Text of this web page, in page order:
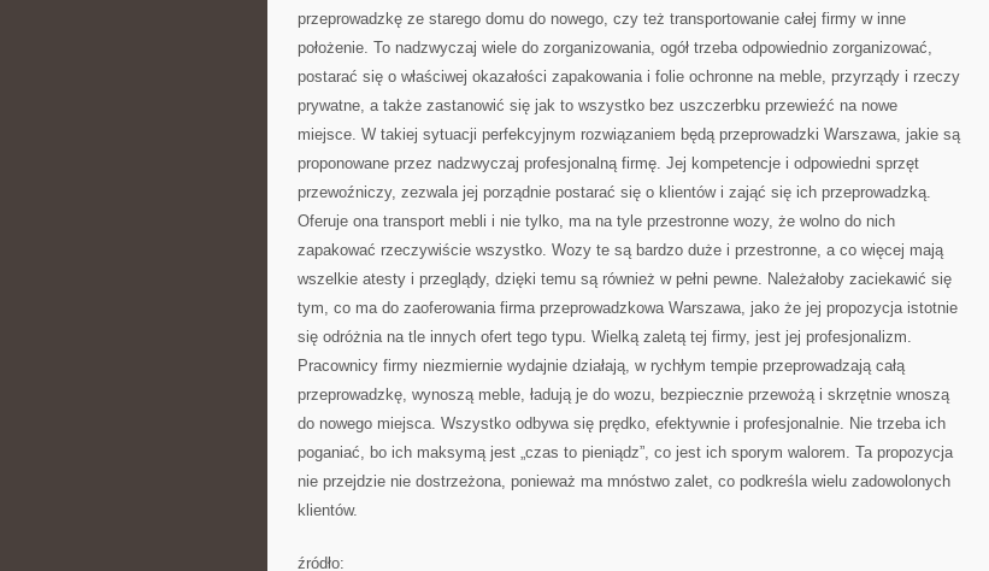
przeprowadzkę ze starego domu do nowego, czy też transportowanie całej firmy w inne
położenie. To nadzwyczaj wiele do zorganizowania, ogół trzeba odpowiednio zorganizować,
postarać się o właściwej okazałości zapakowania i folie ochronne na meble, przyrządy i rzeczy
prywatne, a także zastanowić się jak to wszystko bez uszczerbku przewieźć na nowe
miejsce. W takiej sytuacji perfekcyjnym rozwiązaniem będą przeprowadzki Warszawa, jakie są
proponowane przez nadzwyczaj profesjonalną firmę. Jej kompetencje i odpowiedni sprzęt
przewoźniczy, zezwala jej porządnie postarać się o klientów i zająć się ich przeprowadzką.
Oferuje ona transport mebli i nie tylko, ma na tyle przestronne wozy, że wolno do nich
zapakować rzeczywiście wszystko. Wozy te są bardzo duże i przestronne, a co więcej mają
wszelkie atesty i przeglądy, dzięki temu są również w pełni pewne. Należałoby zaciekawić się
tym, co ma do zaoferowania firma przeprowadzkowa Warszawa, jako że jej propozycja istotnie
się odróżnia na tle innych ofert tego typu. Wielką zaletą tej firmy, jest jej profesjonalizm.
Pracownicy firmy niezmiernie wydajnie działają, w rychłym tempie przeprowadzają całą
przeprowadzkę, wynoszą meble, ładują je do wozu, bezpiecznie przewożą i skrzętnie wnoszą
do nowego miejsca. Wszystko odbywa się prędko, efektywnie i profesjonalnie. Nie trzeba ich
poganiać, bo ich maksymą jest „czas to pieniądz”, co jest ich sporym walorem. Ta propozycja
nie przejdzie nie dostrzeżona, ponieważ ma mnóstwo zalet, co podkreśla wielu zadowolonych
klientów.
źródło: